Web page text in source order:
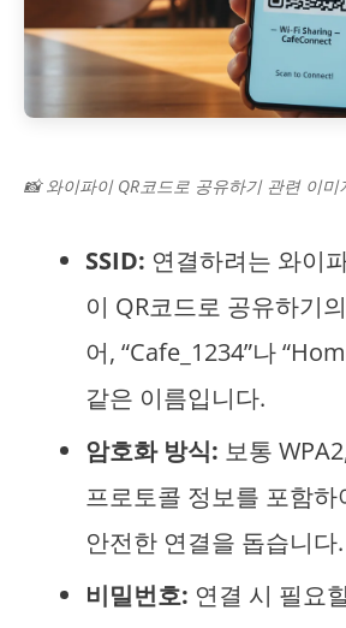
📸 와이파이 QR코드로 공유하기 관련 이미
SSID: 연결하려는 와이
이 QR코드로 공유하기
어, “Cafe_1234”나
같은 이름입니다.
암호화 방식: 보통
프로토콜 정보를 포함
안전한 연결을 돕습니다.
비밀번호: 연결 시 필요